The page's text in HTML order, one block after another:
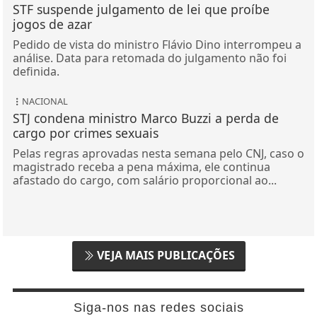
STF suspende julgamento de lei que proíbe
jogos de azar
Pedido de vista do ministro Flávio Dino interrompeu a
análise. Data para retomada do julgamento não foi
definida.
NACIONAL
STJ condena ministro Marco Buzzi a perda de
cargo por crimes sexuais
Pelas regras aprovadas nesta semana pelo CNJ, caso o
magistrado receba a pena máxima, ele continua
afastado do cargo, com salário proporcional ao...
VEJA MAIS PUBLICAÇÕES
Siga-nos nas redes sociais